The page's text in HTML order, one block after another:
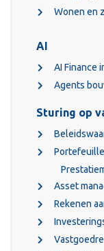
Wonen en
AI
AI Finance
Agents
Sturing op
Asset
Rekenen